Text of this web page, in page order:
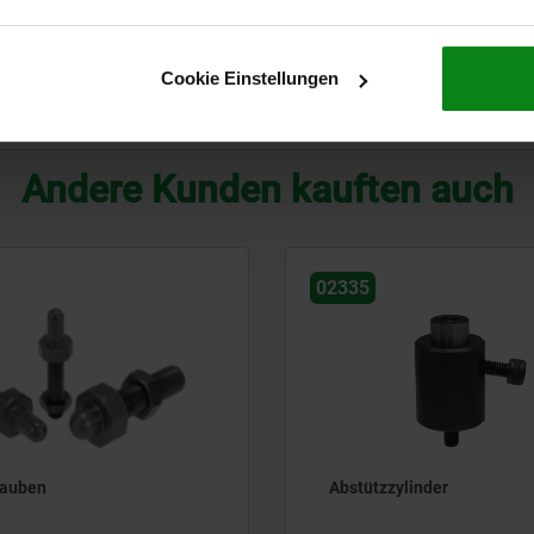
Cookie Einstellungen
Andere Kunden kauften auch